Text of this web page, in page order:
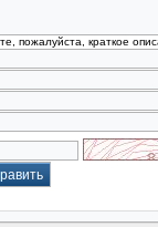
пожалуйста, краткое